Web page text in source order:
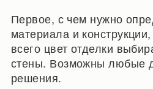
Первое, с чем нужно
материала и
всего цвет отделки
стены. Возможны любые
решения.